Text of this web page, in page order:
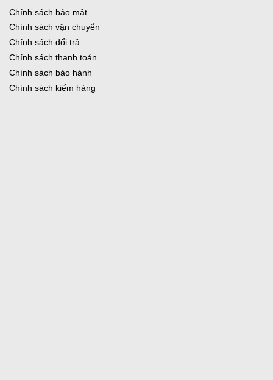
Chính sách bảo mật
Chính sách vận chuyển
Chính sách đổi trả
Chính sách thanh toán
Chính sách bảo hành
Chính sách kiểm hàng